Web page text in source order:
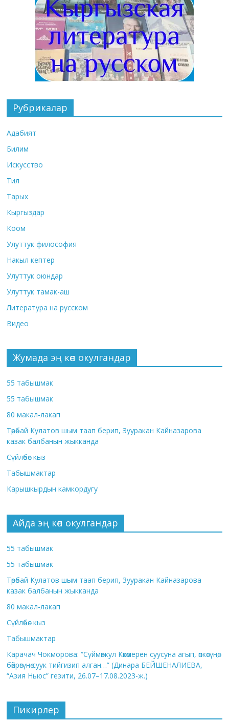
Рубрикалар
Адабият
Билим
Искусство
Тил
Тарых
Кыргыздар
Коом
Улуттук философия
Накыл кептер
Улуттук оюндар
Улуттук тамак-аш
Литература на русском
Видео
Жумада эң көп окулгандар
55 табышмак
55 табышмак
80 макал-лакап
Төрөбай Кулатов шым таап берип, Зууракан Кайназарова
казак балбанын жыкканда
Сүйлөбөс кыз
Табышмактар
Карышкырдын камкордугу
Айда эң көп окулгандар
55 табышмак
55 табышмак
Төрөбай Кулатов шым таап берип, Зууракан Кайназарова
казак балбанын жыкканда
80 макал-лакап
Сүйлөбөс кыз
Табышмактар
Карачач Чокморова: “Сүймөнкул Көкөмерен суусуна агып, өпкөсүнө,
бөйрөгүнө суук тийгизип алган…” (Динара БЕЙШЕНАЛИЕВА,
“Азия Ньюс” гезити, 26.07–17.08.2023-ж.)
Пикирлер